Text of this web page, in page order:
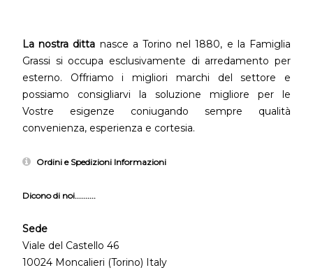
La nostra ditta nasce a Torino nel 1880, e la Famiglia
Grassi si occupa esclusivamente di arredamento per
esterno. Offriamo i migliori marchi del settore e
possiamo consigliarvi la soluzione migliore per le
Vostre esigenze coniugando sempre qualità
convenienza, esperienza e cortesia.
Ordini e Spedizioni Informazioni
Dicono di noi..........
Sede
Viale del Castello 46
10024 Moncalieri (Torino) Italy